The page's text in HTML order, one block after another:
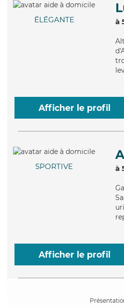
ÉLÉGANTE à
Afficher le profil
SPORTIVE à
Afficher le profil